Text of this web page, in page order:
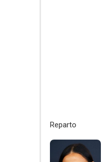
Reparto